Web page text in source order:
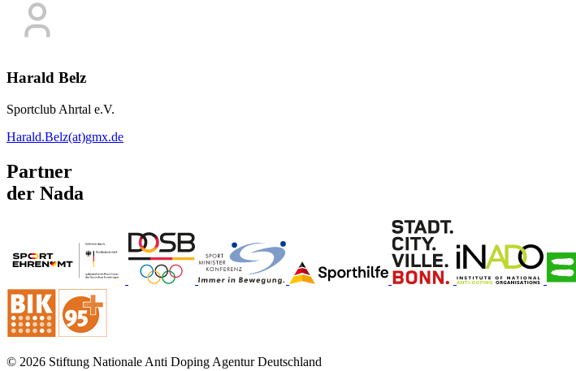
Harald Belz
Sportclub Ahrtal e.V.
Harald.Belz(at)gmx.de
Partner
der Nada
© 2026 Stiftung Nationale Anti Doping Agentur Deutschland